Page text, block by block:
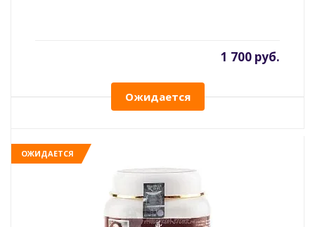
1 700 руб.
Ожидается
ОЖИДАЕТСЯ